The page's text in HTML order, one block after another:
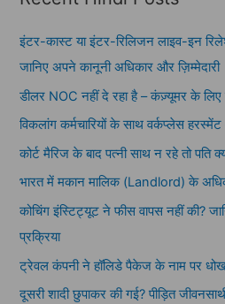
इंटर-कास्ट या इंटर-रिलिजन लाइव-इन
जानिए अपने कानूनी अधिकार और ज़िम्मेदारी
डीलर NOC नहीं दे रहा है – कंज़्यूमर के लिए
विकलांग कर्मचारियों के साथ वर्कप्लेस
कोर्ट मैरिज के बाद पत्नी साथ न रहे तो पति
भारत में मकान मालिक (Landlord) के
कोचिंग इंस्टिट्यूट ने फीस वापस नहीं की?
प्रक्रिया
ट्रेवल कंपनी ने हॉलिडे पैकेज के नाम पर धोखा
दूसरी शादी छुपाकर की गई? पीड़ित